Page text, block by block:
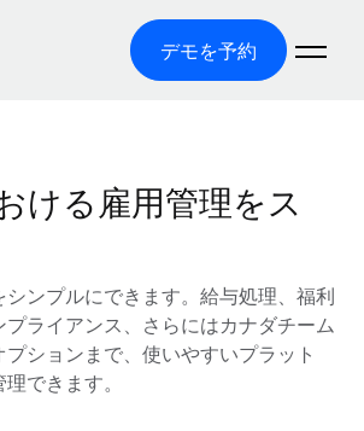
デモを予約
与処理
ス対応の給与処理を手軽に
Record（EOR）
をコストをかけずに実現
ル雇用支援を検索する
ける雇用管理をス
シンプルにできます。給与処理、福利
プライアンス、さらにはカナダチーム
ションまで、使いやすいプラット
できます。